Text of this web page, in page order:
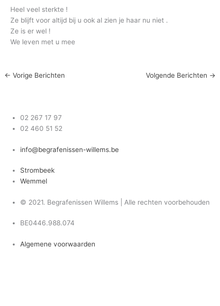
Heel veel sterkte !
Ze blijft voor altijd bij u ook al zien je haar nu niet .
Ze is er wel !
We leven met u mee
← Vorige Berichten Volgende Berichten →
02 267 17 97
02 460 51 52
info@begrafenissen-willems.be
Strombeek
Wemmel
© 2021. Begrafenissen Willems | Alle rechten voorbehouden
BE0446.988.074
Algemene voorwaarden